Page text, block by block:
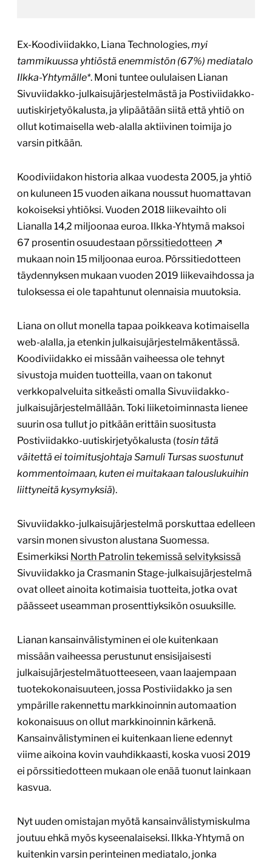
Ex-Koodiviidakko, Liana Technologies,myi
tammikuussa yhtiöstä enemmistön (67%) mediatalo
Ilkka-Yhtymälle*. Moni tuntee oululaisen Lianan
Sivuviidakko-julkaisujärjestelmästä ja Postiviidakko-
uutiskirjetyökalusta, ja ylipäätään siitä että yhtiö on
ollut kotimaisella web-alalla aktiivinen toimija jo
varsin pitkään.
Koodiviidakon historia alkaa vuodesta 2005, ja yhtiö
on kuluneen 15 vuoden aikana noussut huomattavan
kokoiseksi yhtiöksi. Vuoden 2018 liikevaihto oli
Lianalla 14,2 miljoonaa euroa. Ilkka-Yhtymä maksoi
67 prosentin osuudestaan pörssitiedotteen
mukaan noin 15 miljoonaa euroa. Pörssitiedotteen
täydennyksen mukaan vuoden 2019 liikevaihdossa ja
tuloksessa ei ole tapahtunut olennaisia muutoksia.
Liana on ollut monella tapaa poikkeava kotimaisella
web-alalla, ja etenkin julkaisujärjestelmäkentässä.
Koodiviidakko ei missään vaiheessa ole tehnyt
sivustoja muiden tuotteilla, vaan on takonut
verkkopalveluita sitkeästi omalla Sivuviidakko-
julkaisujärjestelmällään. Toki liiketoiminnasta lienee
suurin osa tullut jo pitkään erittäin suositusta
Postiviidakko-uutiskirjetyökalusta (tosin tätä
väitettä ei toimitusjohtaja Samuli Tursas suostunut
kommentoimaan, kuten ei muitakaan talouslukuihin
liittyneitä kysymyksiä).
Sivuviidakko-julkaisujärjestelmä porskuttaa edelleen
varsin monen sivuston alustana Suomessa.
Esimerkiksi North Patrolin tekemissä selvityksissä
Sivuviidakko ja Crasmanin Stage-julkaisujärjestelmä
ovat olleet ainoita kotimaisia tuotteita, jotka ovat
päässeet useamman prosenttiyksikön osuuksille.
Lianan kansainvälistyminen ei ole kuitenkaan
missään vaiheessa perustunut ensisijaisesti
julkaisujärjestelmätuotteeseen, vaan laajempaan
tuotekokonaisuuteen, jossa Postiviidakko ja sen
ympärille rakennettu markkinoinnin automaation
kokonaisuus on ollut markkinoinnin kärkenä.
Kansainvälistyminen ei kuitenkaan liene edennyt
viime aikoina kovin vauhdikkaasti, koska vuosi 2019
ei pörssitiedotteen mukaan ole enää tuonut lainkaan
kasvua.
Nyt uuden omistajan myötä kansainvälistymiskulma
joutuu ehkä myös kyseenalaiseksi. Ilkka-Yhtymä on
kuitenkin varsin perinteinen mediatalo, jonka